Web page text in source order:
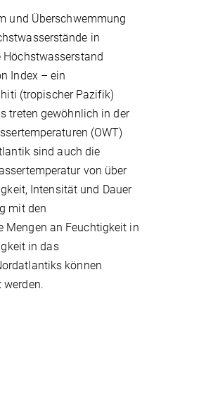
und Überschwemmung
in
Höchstwasserstand
Index – ein
(tropischer Pazifik)
treten gewöhnlich in der
(OWT)
sind auch die
von über
Intensität und Dauer
mit den
Mengen an Feuchtigkeit in
in das
können